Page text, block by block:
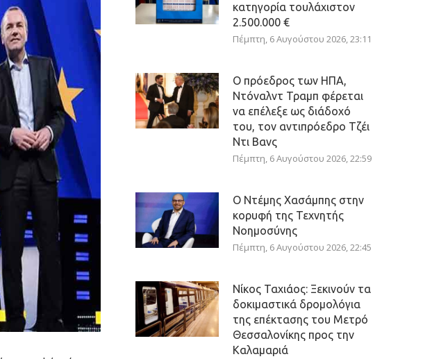
κατηγορία τουλάχιστον
2.500.000 €
Πέμπτη, 6 Αυγούστου 2026, 23:11
Ο πρόεδρος των ΗΠΑ,
Ντόναλντ Τραμπ φέρεται
να επέλεξε ως διάδοχό
του, τον αντιπρόεδρο Τζέι
Ντι Βανς
Πέμπτη, 6 Αυγούστου 2026, 22:59
Ο Ντέμης Χασάμπης στην
κορυφή της Τεχνητής
Νοημοσύνης
Πέμπτη, 6 Αυγούστου 2026, 22:45
Νίκος Ταχιάος: Ξεκινούν τα
δοκιμαστικά δρομολόγια
της επέκτασης του Μετρό
Θεσσαλονίκης προς την
Καλαμαριά